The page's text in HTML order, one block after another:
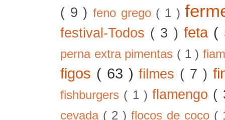
( 9 ) feno grego ( 1 )
festival-Todos ( 3 ) feta (
perna extra pimentas ( 1 )
figos ( 63 )filmes ( 7 )
fishburgers ( 1 )flamengo (
cevada ( 2 )flocos de coco (